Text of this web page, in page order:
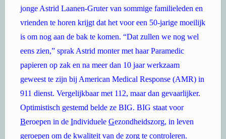
jonge Astrid Laanen-Gruter van sommige familieleden en
vrienden te horen krijgt dat het voor een 50-jarige moeilijk
is om nog aan de bak te komen. “Dat zullen we nog wel
eens zien,” sprak Astrid monter met haar Paramedic
papieren op zak en na meer dan 10 jaar werkzaam
geweest te zijn bij American Medical Response (AMR) in
911 dienst. Vergelijkbaar met 112, maar dan gevaarlijker.
Optimistisch gestemd belde ze BIG. BIG staat voor
Beroepen in de Individuele Gezondheidszorg, in leven
geroepen om de kwaliteit van de zorg te controleren.